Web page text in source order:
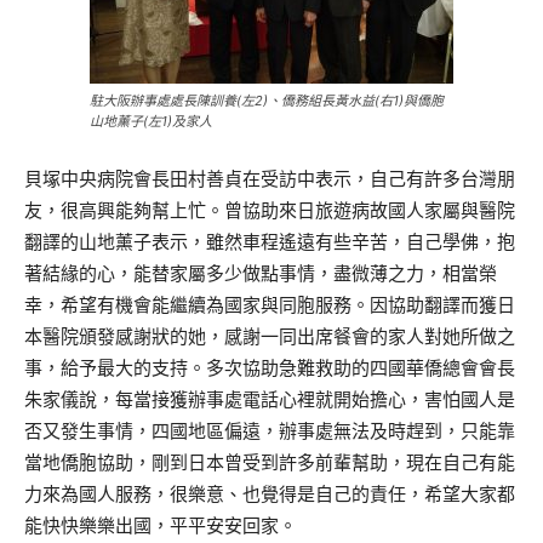
駐大阪辦事處處長陳訓養(左2)、僑務組長黃水益(右1)與僑胞
山地薰子(左1)及家人
貝塚中央病院會長田村善貞在受訪中表示，自己有許多台灣朋
友，很高興能夠幫上忙。曾協助來日旅遊病故國人家屬與醫院
翻譯的山地薰子表示，雖然車程遙遠有些辛苦，自己學佛，抱
著結緣的心，能替家屬多少做點事情，盡微薄之力，相當榮
幸，希望有機會能繼續為國家與同胞服務。因協助翻譯而獲日
本醫院頒發感謝狀的她，感謝一同出席餐會的家人對她所做之
事，給予最大的支持。多次協助急難救助的四國華僑總會會長
朱家儀說，每當接獲辦事處電話心裡就開始擔心，害怕國人是
否又發生事情，四國地區偏遠，辦事處無法及時趕到，只能靠
當地僑胞協助，剛到日本曾受到許多前輩幫助，現在自己有能
力來為國人服務，很樂意、也覺得是自己的責任，希望大家都
能快快樂樂出國，平平安安回家。